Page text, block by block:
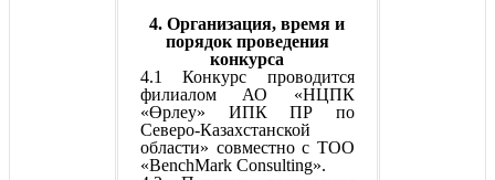
4. Организация, время и
порядок проведения
конкурса
4.1 Конкурс проводится
филиалом АО «НЦПК
«Өрлеу» ИПК ПР по
Северо-Казахстанской
области» совместно с ТОО
«BenchMark Consulting».